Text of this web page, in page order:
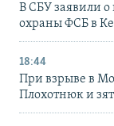
В СБУ заявили
охраны ФСБ в
18:44
При взрыве в
Плохотнюк и